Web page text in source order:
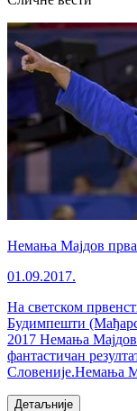
Немања Мајдов
01.09.2017.
На светском
Будимпешти
2017 Немања Мајдов
фантастичан
Словеније.Немања
Детаљније